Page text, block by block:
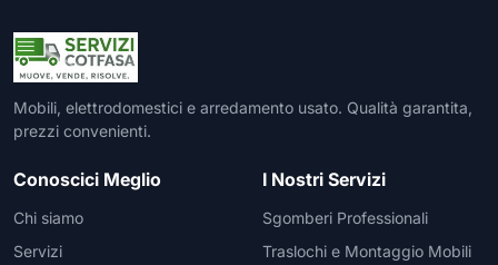
Mobili, elettrodomestici e arredamento usato. Qualità garantita,
prezzi convenienti.
Conoscici Meglio
Chi siamo
Servizi
I Nostri Servizi
Sgomberi Professionali
Traslochi e Montaggio Mobili